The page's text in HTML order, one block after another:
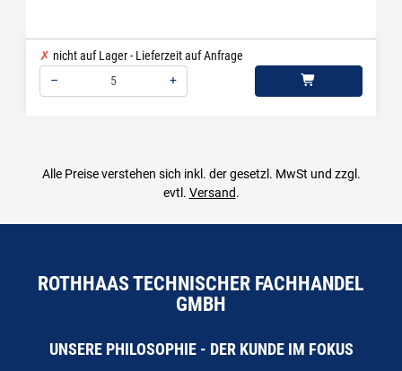
nicht auf Lager - Lieferzeit auf Anfrage
–
+
Alle Preise verstehen sich inkl. der gesetzl. MwSt und zzgl.
evtl. Versand.
ROTHHAAS TECHNISCHER FACHHANDEL
GMBH
UNSERE PHILOSOPHIE - DER KUNDE IM FOKUS